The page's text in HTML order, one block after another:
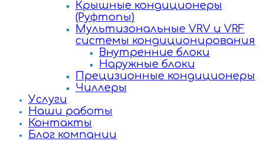
Крышные кондиционеры
(Руфтопы)
Мультизональные VRV и VRF
системы кондиционирования
Внутренние блоки
Наружные блоки
Прецизионные кондиционеры
Чиллеры
Услуги
Наши работы
Контакты
Блог компании